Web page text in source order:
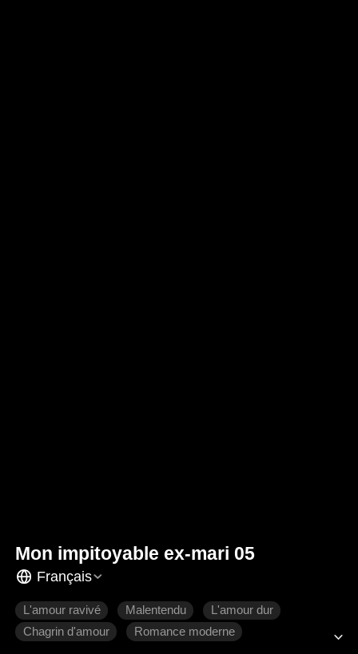
Mon impitoyable ex-mari 05
Français
L'amour ravivé Malentendu
L'amour dur
Chagrin d'amour
Romance moderne